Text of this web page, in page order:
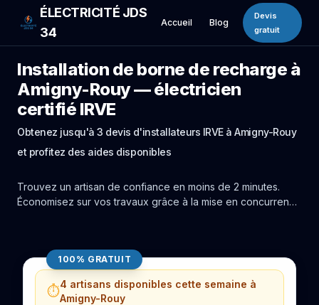
ÉLECTRICITÉ JDS
34
Accueil Blog
Devis
gratuit
Installation de borne de recharge à
Amigny-Rouy — électricien
certifié IRVE
Obtenez jusqu'à 3 devis d'installateurs IRVE à Amigny-Rouy
et profitez des aides disponibles
Trouvez un artisan de confiance en moins de 2 minutes.
Économisez sur vos travaux grâce à la mise en concurrence
100% GRATUIT
⏱️4 artisans disponibles cette semaine à
Amigny-Rouy